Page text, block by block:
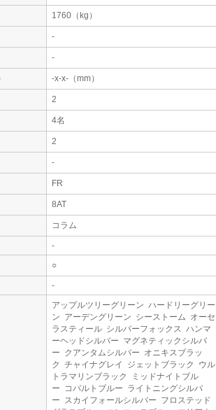
1760（kg）
-
-
-x-x-（mm）
2
4名
2
-
FR
8AT
コラム
-
○
-
アップルツリーグリーン ハードリーグリー
ン アーデングリーン シーストーム オーセ
ラスティール シルバーフォックス ハンマ
ーヘッドシルバー マグネティックシルバ
ー クアンタムシルバー オニキスブラッ
ク チャイナグレイ ジェットブラック ウル
トラマリンブラック ミッドナイトブル
ー コバルトブルー ライトニングシルバ
ー スカイフォールシルバー フロステッド